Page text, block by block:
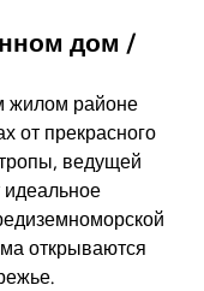
дом /
жилом районе
от прекрасного
ведущей
идеальное
открываются